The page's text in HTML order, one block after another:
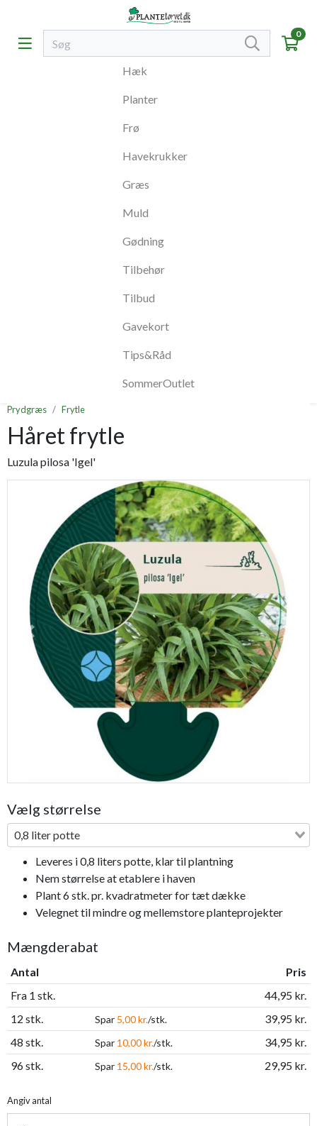
0
Hæk
Planter
Frø
Havekrukker
Græs
Muld
Gødning
Tilbehør
Tilbud
Gavekort
Tips&Råd
SommerOutlet
Prydgræs Frytle
Håret frytle
Luzula pilosa 'Igel'
Previous
Vælg størrelse
0,8 liter potte
Leveres i 0,8 liters potte, klar til plantning
Nem størrelse at etablere i haven
Plant 6 stk. pr. kvadratmeter for tæt dække
Velegnet til mindre og mellemstore planteprojekter
Mængderabat
Antal
Pris
Fra 1 stk.
44,95 kr.
12 stk.
Spar 5,00 kr./stk.
39,95 kr.
48 stk.
Spar 10,00 kr./stk.
34,95 kr.
96 stk.
Spar 15,00 kr./stk. 29,95 kr.
Angiv antal